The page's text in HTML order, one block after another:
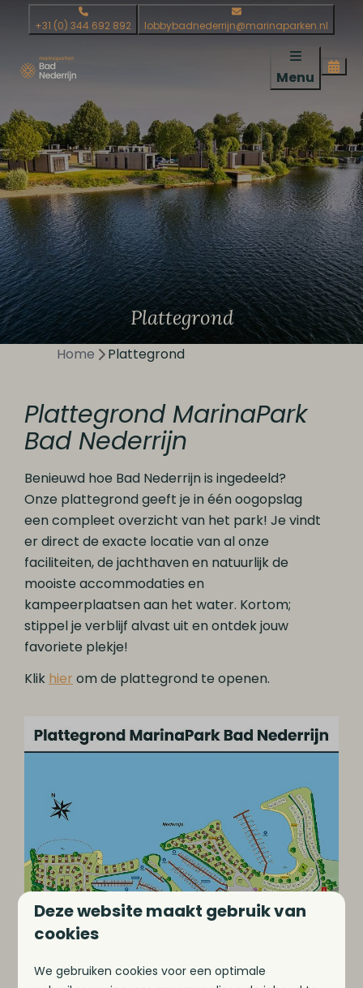
+31 (0) 344 692 892 lobbybadnederrijn@marinaparken.nl
Menu
Plattegrond
Home Plattegrond
Plattegrond MarinaPark
Bad Nederrijn
Benieuwd hoe Bad Nederrijn is ingedeeld?
Onze plattegrond geeft je in één oogopslag
een compleet overzicht van het park! Je vindt
er direct de exacte locatie van al onze
faciliteiten, de jachthaven en natuurlijk de
mooiste accommodaties en
kampeerplaatsen aan het water. Kortom;
stippel je verblijf alvast uit en ontdek jouw
favoriete plekje!
Klik hier om de plattegrond te openen.
Deze website maakt gebruik van
cookies
We gebruiken cookies voor een optimale